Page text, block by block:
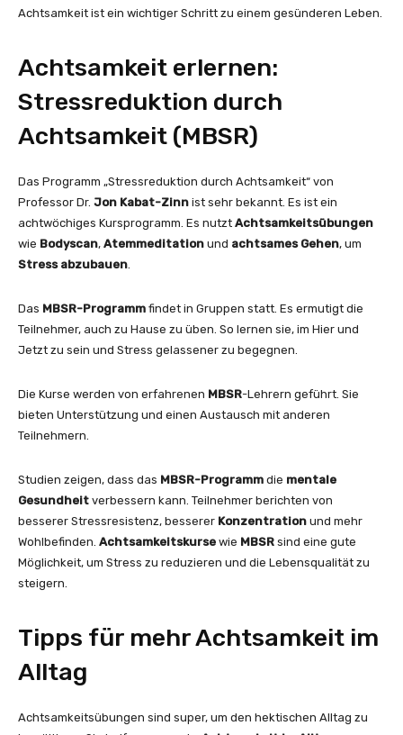
Achtsamkeit ist ein wichtiger Schritt zu einem gesünderen Leben.
Achtsamkeit erlernen:
Stressreduktion durch
Achtsamkeit (MBSR)
Das Programm „Stressreduktion durch Achtsamkeit“ von
Professor Dr. Jon Kabat-Zinn ist sehr bekannt. Es ist ein
achtwöchiges Kursprogramm. Es nutzt Achtsamkeitsübungen
wie Bodyscan, Atemmeditation und achtsames Gehen, um
Stress abzubauen
Das MBSR-Programm findet in Gruppen statt. Es ermutigt die
Teilnehmer, auch zu Hause zu üben. So lernen sie, im Hier und
Jetzt zu sein und Stress gelassener zu begegnen.
Die Kurse werden von erfahrenen MBSR-Lehrern geführt. Sie
bieten Unterstützung und einen Austausch mit anderen
Teilnehmern.
Studien zeigen, dass das MBSR-Programm die mentale
Gesundheit verbessern kann. Teilnehmer berichten von
besserer Stressresistenz, besserer Konzentration und mehr
Wohlbefinden. Achtsamkeitskurse wie MBSR sind eine gute
Möglichkeit, um Stress zu reduzieren und die Lebensqualität zu
steigern.
Tipps für mehr Achtsamkeit im
Alltag
Achtsamkeitsübungen sind super, um den hektischen Alltag zu